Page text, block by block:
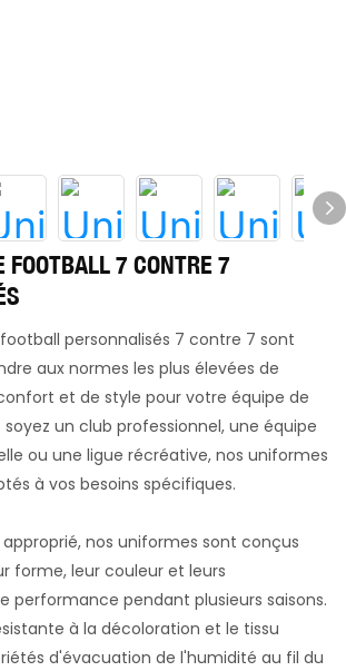
FOOTBALL 7 CONTRE 7
personnalisés 7 contre 7 sont
aux normes les plus élevées de
et de style pour votre équipe de
un club professionnel, une équipe
ou une ligue récréative, nos uniformes
à vos besoins spécifiques.
nos uniformes sont conçus
forme, leur couleur et leurs
performance pendant plusieurs saisons.
à la décoloration et le tissu
d'évacuation de l'humidité au fil du